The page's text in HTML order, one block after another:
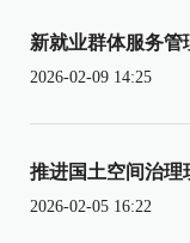
新就业群体服务
2026-02-09 14:25
推进国土空间治理
2026-02-05 16:22